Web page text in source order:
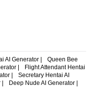
AI Generator |
Queen Bee
|
Flight Attendant Hentai
|
Secretary Hentai AI
Deep Nude AI Generator |